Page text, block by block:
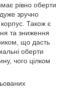
рівно оберти
зручно
Також є
та зниження
що дасть
оберти
чого цілком